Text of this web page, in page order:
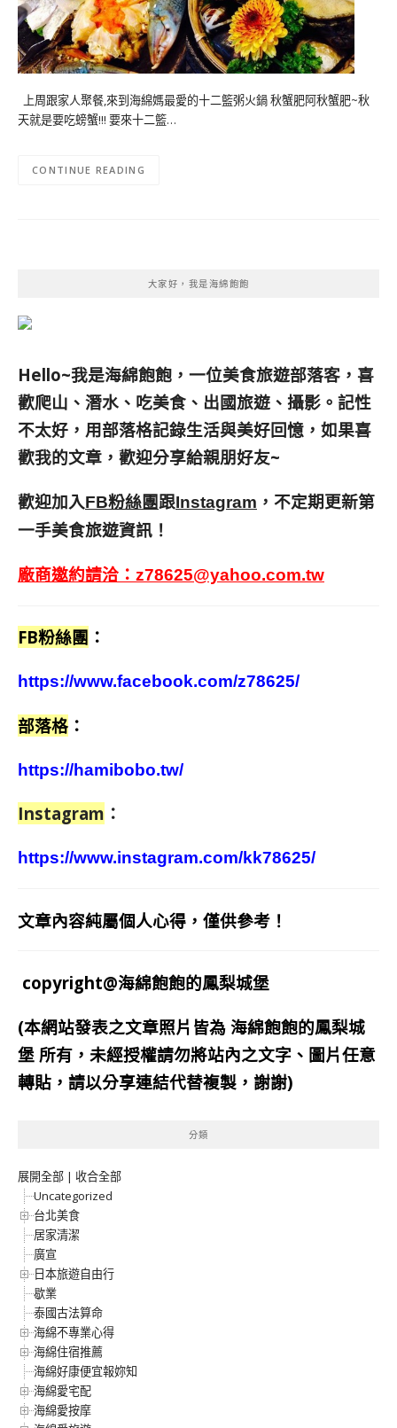
上周跟家人聚餐,來到海綿媽最愛的十二籃粥火鍋 秋蟹肥阿秋蟹肥~秋
天就是要吃螃蟹!!! 要來十二籃…
CONTINUE READING
大家好，我是海綿飽飽
Hello~我是海綿飽飽，一位美食旅遊部落客， 喜
歡爬山、潛水、吃美食、出國旅遊、攝影。 記性
不太好，用部落格記錄生活與美好回憶， 如果喜
歡我的文章，歡迎分享給親朋好友~
歡迎加入FB粉絲團跟Instagram ，不定期更新第
一手美食旅遊資訊！
廠商邀約請洽： z78625@yahoo.com.tw
FB粉絲團 ：
https://www.facebook.com/z78625/
部落格 ：
https://hamibobo.tw/
Instagram ：
https://www.instagram.com/kk78625/
文章內容純屬個人心得，僅供參考！
copyright@海綿飽飽的鳳梨城堡
(本網站發表之文章照片皆為 海綿飽飽的鳳梨城
堡 所有，未經授權請勿將站內之文字、圖片任意
轉貼，請以分享連結代替複製，謝謝)
分類
展開全部 | 收合全部
Uncategorized
台北美食
居家清潔
廣宣
日本旅遊自由行
歇業
泰國古法算命
海綿不專業心得
海綿住宿推薦
海綿好康便宜報妳知
海綿愛宅配
海綿愛按摩